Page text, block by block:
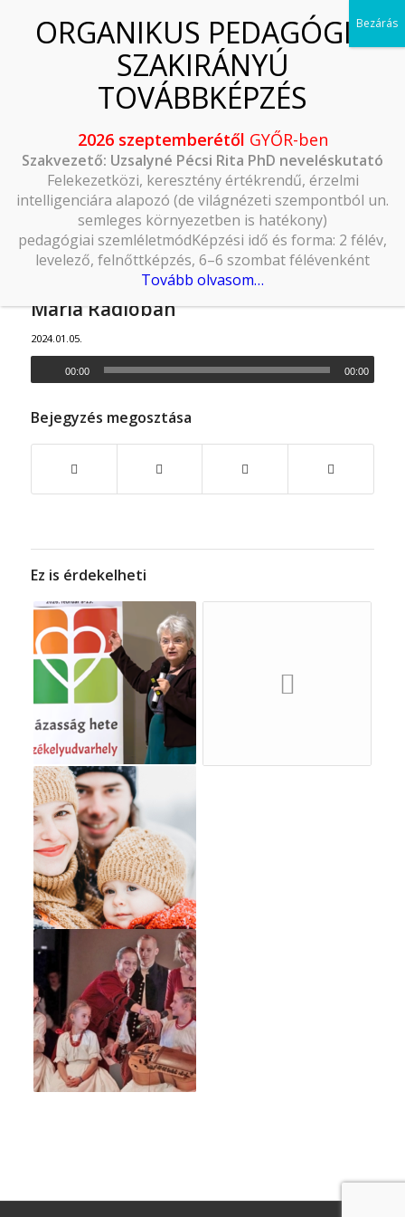
Ünnepi készület – Csáki Tibor atya a
Mária Rádióban
2024.01.05.
00:00 00:00
Bejegyzés megosztása
Ez is érdekelheti
2026 szeptemberétől GYŐR-ben
Szakvezető: Uzsalyné Pécsi Rita PhD neveléskutató
Felekezetközi, keresztény értékrendű, érzelmi
intelligenciára alapozó (de világnézeti szempontból un.
semleges környezetben is hatékony)
pedagógiai szemléletmódKépzési idő és forma: 2 félév,
levelező, felnőttképzés, 6–6 szombat félévenként
Tovább olvasom…